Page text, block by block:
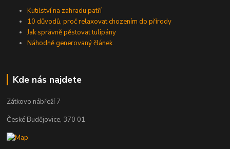
Kutilství na zahradu patří
10 důvodů, proč relaxovat chozením do přírody
Jak správně pěstovat tulipány
Náhodně generovaný článek
Kde nás najdete
Zátkovo nábřeží 7
České Budějovice, 370 01